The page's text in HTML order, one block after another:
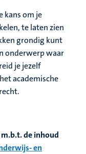
kans om je
te laten zien
grondig kunt
onderwerp waar
je jezelf
academische
de inhoud
en